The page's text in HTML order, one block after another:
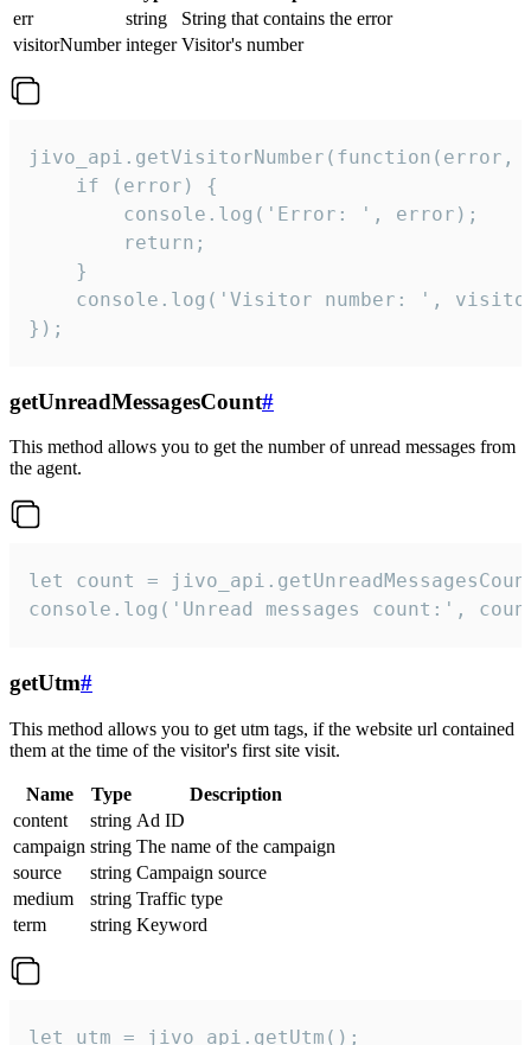
err
string
String that contains the error
visitorNumber integer Visitor's number
jivo_api.getVisitorNumber(function(error,
    if (error) {
        console.log('Error: ', error);
        return;
    }
console.log('Visitor number: ',
});
getUnreadMessagesCount#
This method allows you to get the number of unread messages from
the agent.
let count =
console.log('Unread messages count:',
getUtm#
This method allows you to get utm tags, if the website url contained
them at the time of the visitor's first site visit.
Name Type
Description
content
string Ad ID
campaign string The name of the campaign
source
string Campaign source
medium
string Traffic type
term
string Keyword
let utm = jivo_api.getUtm();